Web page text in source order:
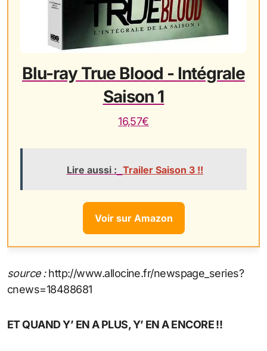
Blu-ray True Blood - Intégrale
Saison 1
16,57€
Lire aussi : Trailer Saison 3 !!
Voir sur Amazon
source :http://www.allocine.fr/newspage_series?
cnews=18488681
ET QUAND Y’ EN A PLUS, Y’ EN A ENCORE !!